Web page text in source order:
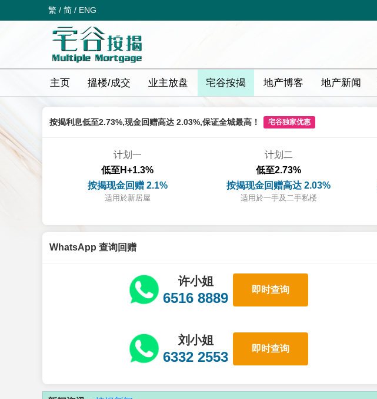
繁 / 简 / ENG
主页 搵楼/成交 业主放盘 宅谷按揭 地产博客 地产新闻
按揭利息低至2.73%,现金回赠高达 2.03%,保证全城最高！ 宅谷独家优惠
计划一
低至H+1.3%
按揭现金回赠 2.1%
适用於新居屋
计划二
低至2.73%
按揭现金回赠高达 2.03%
适用於一手及二手私楼
WhatsApp 查询回赠
许小姐
6516 8889
即时查询
刘小姐
6332 2553
即时查询